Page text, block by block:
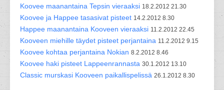
Koovee maanantaina Tepsin vieraaksi 18.2.2012 21.30
Koovee ja Happee tasasivat pisteet 14.2.2012 8.30
Happee maanantaina Kooveen vieraaksi 11.2.2012 22.45
Kooveen miehille täydet pisteet perjantaina 11.2.2012 9.15
Koovee kohtaa perjantaina Nokian 8.2.2012 8.46
Koovee haki pisteet Lappeenrannasta 30.1.2012 13.10
Classic murskasi Kooveen paikallispelissä 26.1.2012 8.30